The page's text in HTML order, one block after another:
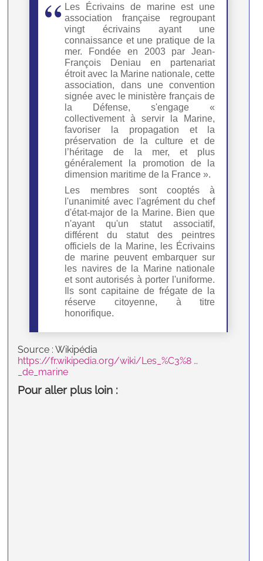
Les Écrivains de marine est une
association française regroupant
vingt écrivains ayant une
connaissance et une pratique de la
mer. Fondée en 2003 par Jean-
François Deniau en partenariat
étroit avec la Marine nationale, cette
association, dans une convention
signée avec le ministère français de
la Défense, s'engage «
collectivement à servir la Marine,
favoriser la propagation et la
préservation de la culture et de
l’héritage de la mer, et plus
généralement la promotion de la
dimension maritime de la France ».
Les membres sont cooptés à
l'unanimité avec l'agrément du chef
d'état-major de la Marine. Bien que
n'ayant qu'un statut associatif,
différent du statut des peintres
officiels de la Marine, les Écrivains
de marine peuvent embarquer sur
les navires de la Marine nationale
et sont autorisés à porter l'uniforme.
Ils sont capitaine de frégate de la
réserve citoyenne, à titre
honorifique.
Source : Wikipédia
https://fr.wikipedia.org/wiki/Les_%C3%8 …
_de_marine
Pour aller plus loin :